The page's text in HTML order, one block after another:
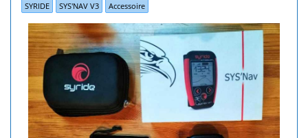
SYRIDE SYS'NAV V3 Accessoire